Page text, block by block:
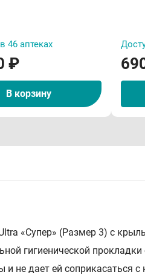
46 аптеках
₽
В корзину
«Супер» (Размер 3) с
гигиенической
не дает ей соприкасаться с